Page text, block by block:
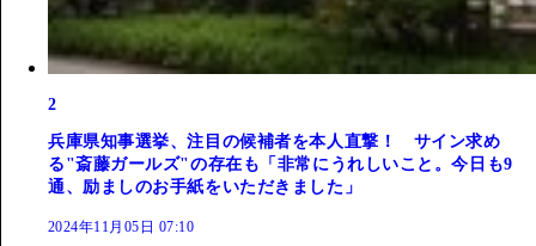
2
兵庫県知事選挙、注目の候補者を本人直撃！ サイン求め
る"斎藤ガールズ"の存在も「非常にうれしいこと。今日も9
通、励ましのお手紙をいただきました」
2024年11月05日 07:10